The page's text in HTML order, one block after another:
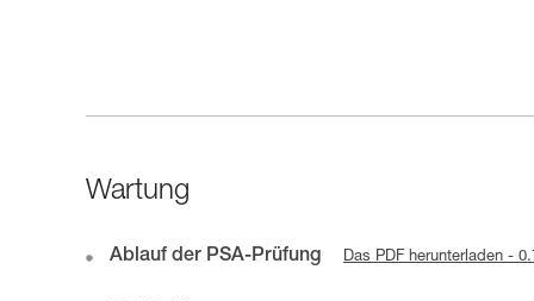
Wartung
Ablauf der PSA-Prüfung Das PDF herunterladen -